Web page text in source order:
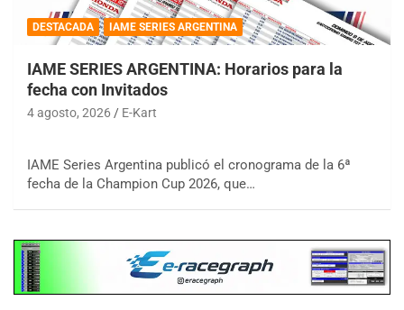
DESTACADA IAME SERIES ARGENTINA
IAME SERIES ARGENTINA: Horarios para la
fecha con Invitados
4 agosto, 2026 E-Kart
IAME Series Argentina publicó el cronograma de la 6ª
fecha de la Champion Cup 2026, que…